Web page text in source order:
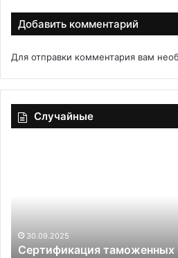
Добавить комментарий
Для отправки комментария вам
Случайные
грузов: гарантия